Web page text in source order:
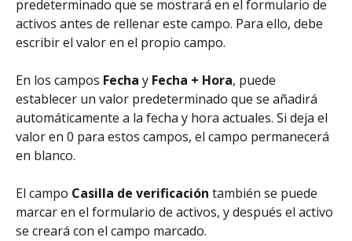
predeterminado que se mostrará en el formulario de
activos antes de rellenar este campo. Para ello, debe
escribir el valor en el propio campo.
En los campos Fecha y Fecha + Hora, puede
establecer un valor predeterminado que se añadirá
automáticamente a la fecha y hora actuales. Si deja el
valor en 0 para estos campos, el campo permanecerá
en blanco.
El campo Casilla de verificación también se puede
marcar en el formulario de activos, y después el activo
se creará con el campo marcado.